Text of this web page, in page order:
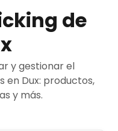
de
y gestionar el
en Dux: productos,
y más.